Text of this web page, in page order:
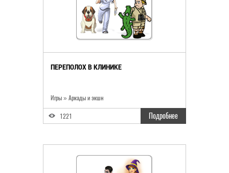
ПЕРЕПОЛОХ В КЛИНИКЕ
Игры» Аркады и экшн
1221 Подробнее